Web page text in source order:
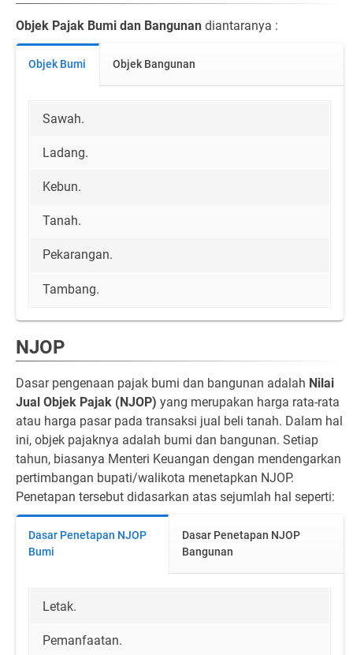
Objek Pajak Bumi dan Bangunan diantaranya :
Objek Bumi Objek Bangunan
Sawah.
Ladang.
Kebun.
Tanah.
Pekarangan.
Tambang.
NJOP
Dasar pengenaan pajak bumi dan bangunan adalah Nilai
Jual Objek Pajak (NJOP) yang merupakan harga rata-rata
atau harga pasar pada transaksi jual beli tanah. Dalam hal
ini, objek pajaknya adalah bumi dan bangunan. Setiap
tahun, biasanya Menteri Keuangan dengan mendengarkan
pertimbangan bupati/walikota menetapkan NJOP.
Penetapan tersebut didasarkan atas sejumlah hal seperti:
Dasar Penetapan NJOP
Bumi
Dasar Penetapan NJOP
Bangunan
Letak.
Pemanfaatan.